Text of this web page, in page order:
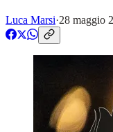
Luca Marsi·28 maggio